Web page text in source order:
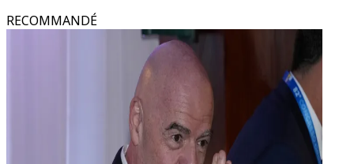
RECOMMANDÉ